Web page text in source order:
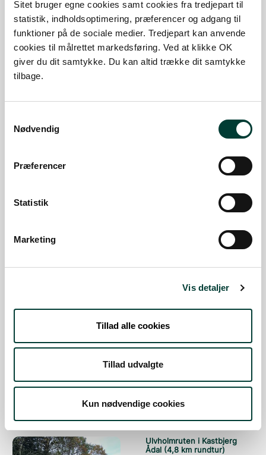
Sitet bruger egne cookies samt cookies fra tredjepart til
statistik, indholdsoptimering, præferencer og adgang til
funktioner på de sociale medier. Tredjepart kan anvende
cookies til målrettet markedsføring. Ved at klikke OK
giver du dit samtykke. Du kan altid trække dit samtykke
tilbage.
Nødvendig
Præferencer
Statistik
Marketing
Vis detaljer
Tillad alle cookies
Tillad udvalgte
Kun nødvendige cookies
VANDRERUTE
Længde:4,1 km
SE MERE
SE MERE
Kvottrupruten i Kastbjerg
Maks. stigning:
Ulvholmruten i Kastbjerg
Ådal (4,8 km rundtur)